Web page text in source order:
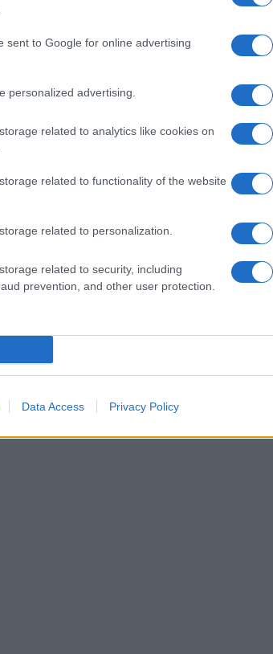
sent to Google for online advertising
personalized advertising.
related to analytics like cookies on
related to functionality of the website
related to personalization.
related to security, including
prevention, and other user protection.
Data Access Privacy Policy
Star del calibro di
scelto eleganti
l’attenzione di fotografi
delle attrici e il loro
Leoni, che
loro, il regista e il resto del
hanno portato